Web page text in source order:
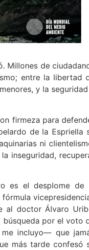
Millones de
entre la libertad
y la
firmeza para
de la Espriella
ni
inseguridad,
es el desplome de
al doctor Álvaro
búsqueda por el voto
incluyo— que
más tarde confesó